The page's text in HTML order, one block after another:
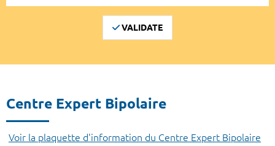
VALIDATE
Centre Expert Bipolaire
Voir la plaquette d'information du Centre Expert Bipolaire